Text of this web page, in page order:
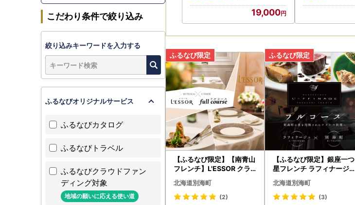
19,000
【ふるなび限定】【南青山
フレンチ】L'ESSOR クラ
シックの伝承と創造「別海
町ランチコース」お食事券
2名様 北海道
北海道別海町
(2)
【ふるなび限定】銀座一つ
星フレンチ ラフィナージ
ュ「北海道別海町テロワー
ル特別コース」お食事券1
名様
北海道別海町
(3)
こだわり条件で絞り込み
絞り込みキーワードを入力する
ふるなびオリジナルサービス
ふるなびカタログ
ふるなびトラベル
ふるなびクラウドファン
ディング対象
地域の願いに応える使い道